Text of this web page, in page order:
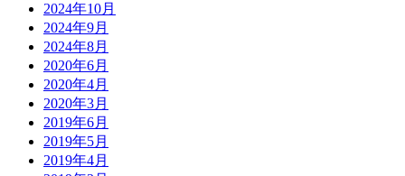
2024年10月
2024年9月
2024年8月
2020年6月
2020年4月
2020年3月
2019年6月
2019年5月
2019年4月